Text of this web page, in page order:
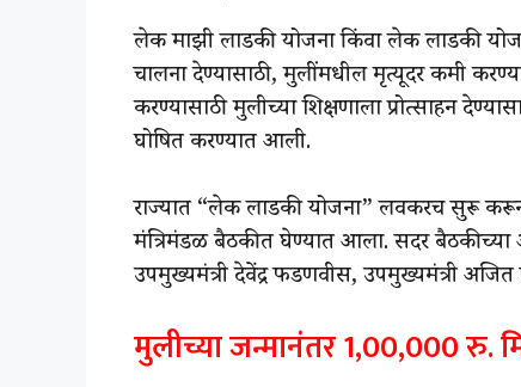
लेक माझी लाडकी योजना किंवा लेक लाडकी
चालना देण्यासाठी, मुलींमधील मृत्यूदर कमी
करण्यासाठी मुलीच्या शिक्षणाला प्रोत्साहन
घोषित करण्यात आली.
राज्यात “लेक लाडकी योजना” लवकरच सुरू करून
मंत्रिमंडळ बैठकीत घेण्यात आला. सदर बैठकीच्या
उपमुख्यमंत्री देवेंद्र फडणवीस, उपमुख्यमंत्री अजित
मुलीच्या जन्मानंतर 1,00,000